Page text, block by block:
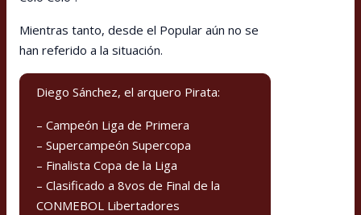
Mientras tanto, desde el Popular aún no se
han referido a la situación.
Diego Sánchez, el arquero Pirata:
– Campeón Liga de Primera
– Supercampeón Supercopa
– Finalista Copa de la Liga
– Clasificado a 8vos de Final de la
CONMEBOL Libertadores